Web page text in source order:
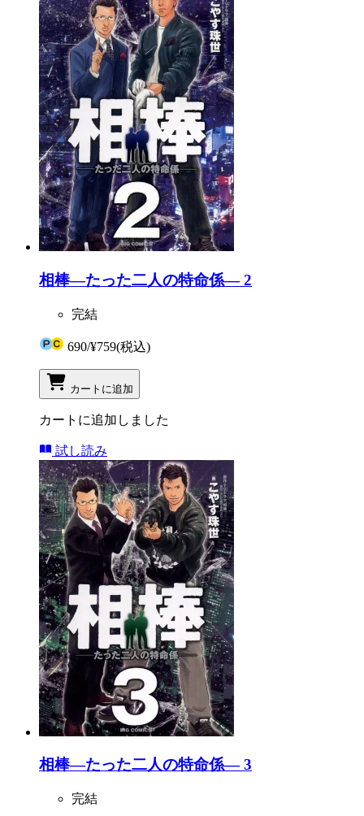
相棒―たった二人の特命係― 2
完結
690/¥759(税込)
カートに追加
カートに追加しました
試し読み
相棒―たった二人の特命係― 3
完結